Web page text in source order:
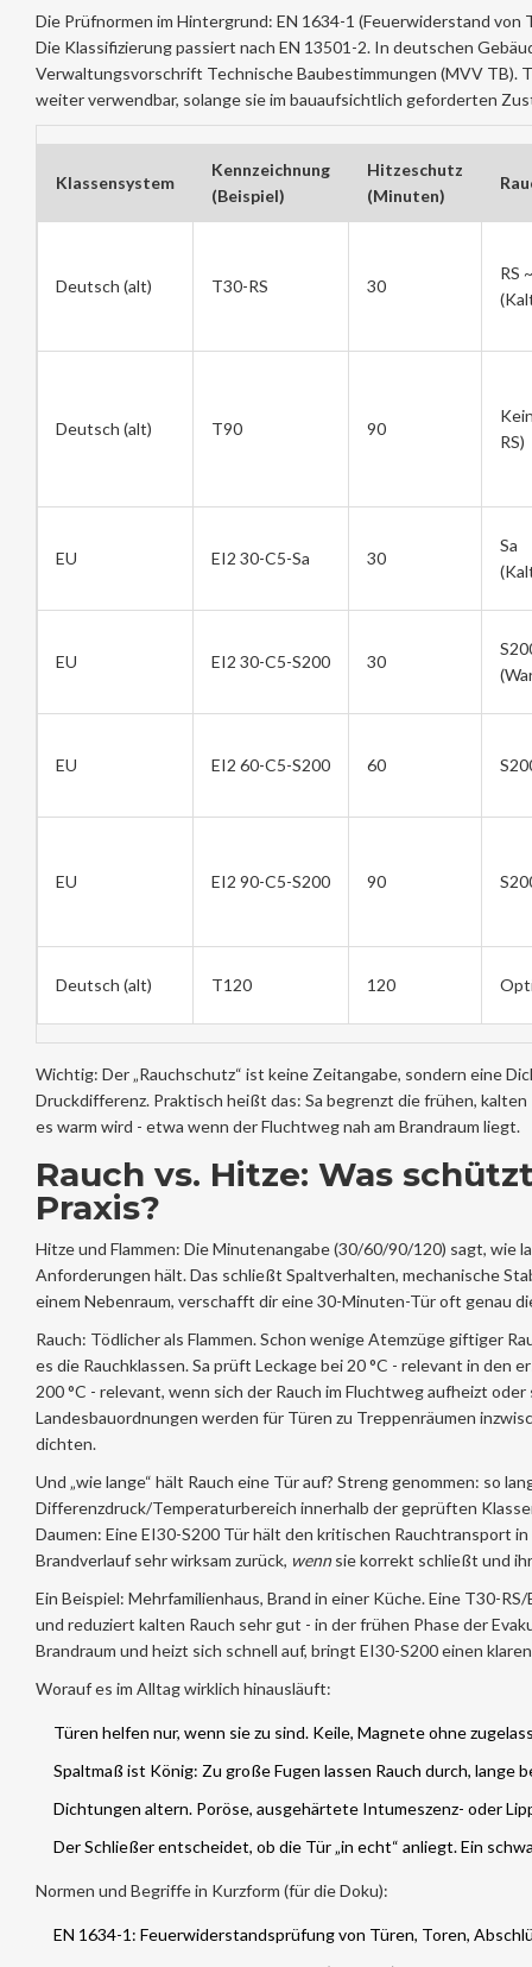
Die Prüfnormen im Hintergrund: EN 1634-1 (Feuerwiderstand
Die Klassifizierung passiert nach EN 13501-2. In deutschen
Verwaltungsvorschrift Technische Baubestimmungen (MVV TB).
weiter verwendbar, solange sie im bauaufsichtlich geforderten
Klassensystem
Kennzeichnung
(Beispiel)
Hitzeschutz
(Minuten)
Deutsch (alt) T30-RS 30
RS
Deutsch (alt) T90 90
RS)
EU EI2 30-C5-Sa 30
Sa
EU EI2 30-C5-S200 30
EU EI2 60-C5-S200 60
EU EI2 90-C5-S200 90
Deutsch (alt) T120 120
Wichtig: Der „Rauchschutz“ ist keine Zeitangabe, sondern eine
Druckdifferenz. Praktisch heißt das: Sa begrenzt die frühen,
es warm wird - etwa wenn der Fluchtweg nah am Brandraum liegt.
Rauch vs. Hitze: Was
Praxis?
Hitze und Flammen: Die Minutenangabe (30/60/90/120) sagt, wie
Anforderungen hält. Das schließt Spaltverhalten, mechanische
einem Nebenraum, verschafft dir eine 30-Minuten-Tür oft genau
Rauch: Tödlicher als Flammen. Schon wenige Atemzüge giftiger
es die Rauchklassen. Sa prüft Leckage bei 20 °C - relevant in den
200 °C - relevant, wenn sich der Rauch im Fluchtweg aufheizt
Landesbauordnungen werden für Türen zu Treppenräumen
dichten.
Und „wie lange“ hält Rauch eine Tür auf? Streng genommen: so
Differenzdruck/Temperaturbereich innerhalb der geprüften
Daumen: Eine EI30-S200 Tür hält den kritischen Rauchtransport
Brandverlauf sehr wirksam zurück, wennsie korrekt schließt und
Ein Beispiel: Mehrfamilienhaus, Brand in einer Küche. Eine T30-
und reduziert kalten Rauch sehr gut - in der frühen Phase der
Brandraum und heizt sich schnell auf, bringt EI30-S200 einen
Worauf es im Alltag wirklich hinausläuft:
Türen helfen nur, wenn sie zu sind. Keile, Magnete ohne
Spaltmaß ist König: Zu große Fugen lassen Rauch durch, lange
Dichtungen altern. Poröse, ausgehärtete Intumeszenz- oder
Der Schließer entscheidet, ob die Tür „in echt“ anliegt. Ein
Normen und Begriffe in Kurzform (für die Doku):
EN 1634-1: Feuerwiderstandsprüfung von Türen, Toren,